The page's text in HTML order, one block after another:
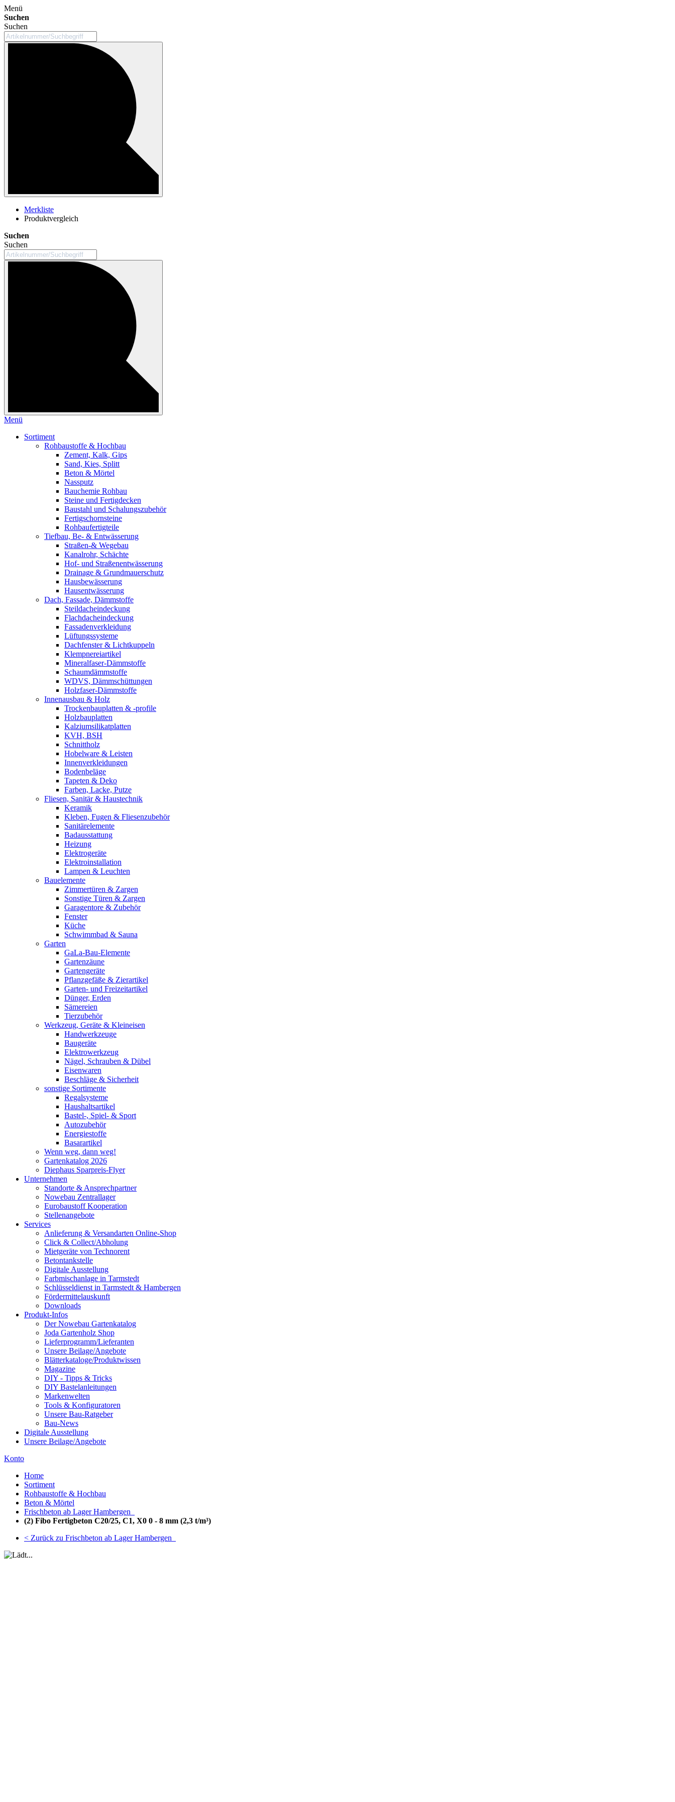
Menü
Suchen
Suchen
Merkliste
Produktvergleich
Suchen
Suchen
Menü
Sortiment
Rohbaustoffe & Hochbau
Zement, Kalk, Gips
Sand, Kies, Splitt
Beton & Mörtel
Nassputz
Bauchemie Rohbau
Steine und Fertigdecken
Baustahl und Schalungszubehör
Fertigschornsteine
Rohbaufertigteile
Tiefbau, Be- & Entwässerung
Straßen-& Wegebau
Kanalrohr, Schächte
Hof- und Straßenentwässerung
Drainage & Grundmauerschutz
Hausbewässerung
Hausentwässerung
Dach, Fassade, Dämmstoffe
Steildacheindeckung
Flachdacheindeckung
Fassadenverkleidung
Lüftungssysteme
Dachfenster & Lichtkuppeln
Klempnereiartikel
Mineralfaser-Dämmstoffe
Schaumdämmstoffe
WDVS, Dämmschüttungen
Holzfaser-Dämmstoffe
Innenausbau & Holz
Trockenbauplatten & -profile
Holzbauplatten
Kalziumsilikatplatten
KVH, BSH
Schnittholz
Hobelware & Leisten
Innenverkleidungen
Bodenbeläge
Tapeten & Deko
Farben, Lacke, Putze
Fliesen, Sanitär & Haustechnik
Keramik
Kleben, Fugen & Fliesenzubehör
Sanitärelemente
Badausstattung
Heizung
Elektrogeräte
Elektroinstallation
Lampen & Leuchten
Bauelemente
Zimmertüren & Zargen
Sonstige Türen & Zargen
Garagentore & Zubehör
Fenster
Küche
Schwimmbad & Sauna
Garten
GaLa-Bau-Elemente
Gartenzäune
Gartengeräte
Pflanzgefäße & Zierartikel
Garten- und Freizeitartikel
Dünger, Erden
Sämereien
Tierzubehör
Werkzeug, Geräte & Kleineisen
Handwerkzeuge
Baugeräte
Elektrowerkzeug
Nägel, Schrauben & Dübel
Eisenwaren
Beschläge & Sicherheit
sonstige Sortimente
Regalsysteme
Haushaltsartikel
Bastel-, Spiel- & Sport
Autozubehör
Energiestoffe
Basarartikel
Wenn weg, dann weg!
Gartenkatalog 2026
Diephaus Sparpreis-Flyer
Unternehmen
Standorte & Ansprechpartner
Nowebau Zentrallager
Eurobaustoff Kooperation
Stellenangebote
Services
Anlieferung & Versandarten Online-Shop
Click & Collect/Abholung
Mietgeräte von Technorent
Betontankstelle
Digitale Ausstellung
Farbmischanlage in Tarmstedt
Schlüsseldienst in Tarmstedt & Hambergen
Fördermittelauskunft
Downloads
Produkt-Infos
Der Nowebau Gartenkatalog
Joda Gartenholz Shop
Lieferprogramm/Lieferanten
Unsere Beilage/Angebote
Blätterkataloge/Produktwissen
Magazine
DIY - Tipps & Tricks
DIY Bastelanleitungen
Markenwelten
Tools & Konfiguratoren
Unsere Bau-Ratgeber
Bau-News
Digitale Ausstellung
Unsere Beilage/Angebote
Konto
Home
Sortiment
Rohbaustoffe & Hochbau
Beton & Mörtel
Frischbeton ab Lager Hambergen_
(2) Fibo Fertigbeton C20/25, C1, X0 0 - 8 mm (2,3 t/m³)
< Zurück zu Frischbeton ab Lager Hambergen_